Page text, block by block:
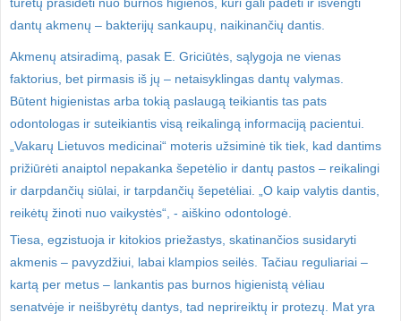
dantų akmenų – bakterijų sankaupų, naikinančių dantis.
Akmenų atsiradimą, pasak E. Griciūtės, sąlygoja ne vienas
faktorius, bet pirmasis iš jų – netaisyklingas dantų valymas.
Būtent higienistas arba tokią paslaugą teikiantis tas pats
odontologas ir suteikiantis visą reikalingą informaciją pacientui.
„Vakarų Lietuvos medicinai“ moteris užsiminė tik tiek, kad dantims
prižiūrėti anaiptol nepakanka šepetėlio ir dantų pastos – reikalingi
ir darpdančių siūlai, ir tarpdančių šepetėliai. „O kaip valytis dantis,
reikėtų žinoti nuo vaikystės“, - aiškino odontologė.
Tiesa, egzistuoja ir kitokios priežastys, skatinančios susidaryti
akmenis – pavyzdžiui, labai klampios seilės. Tačiau reguliariai –
kartą per metus – lankantis pas burnos higienistą vėliau
senatvėje ir neišbyrėtų dantys, tad neprireiktų ir protezų. Mat yra